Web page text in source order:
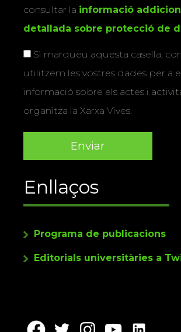
consultar la informació
detallada sobre protecció de
Si marqueu aquesta casella,
utilitzem les vostres dades per a
informació sobre els actes i
organitza la Xarxa Vives.
Enllaços
Programa de publicacions
Editorials universitàries a